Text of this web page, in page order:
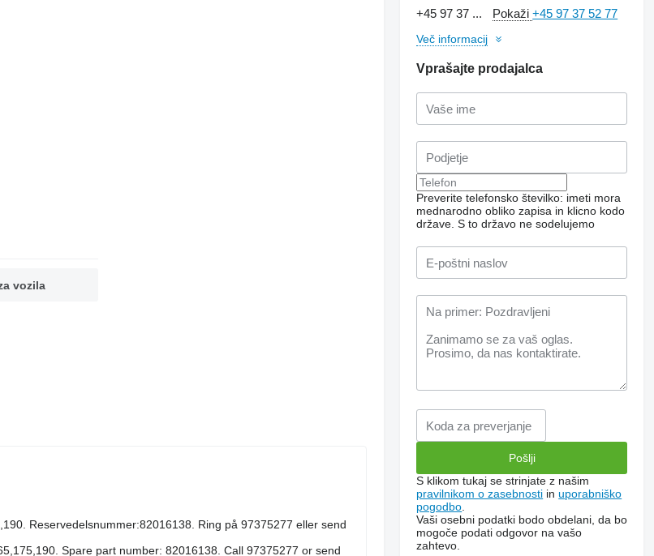
vozila
Reservedelsnummer:82016138. Ring på 97375277 eller send
Spare part number: 82016138. Call 97375277 or send
+45 97 37 ...
Pokaži+45 97 37 52 77
Več informacij
Vprašajte prodajalca
Preverite telefonsko številko: imeti mora
mednarodno obliko zapisa in klicno kodo
države. S to državo ne sodelujemo
S klikom tukaj se strinjate z našim
pravilnikom o zasebnosti inuporabniško
pogodbo
Vaši osebni podatki bodo obdelani, da bo
mogoče podati odgovor na vašo
zahtevo.